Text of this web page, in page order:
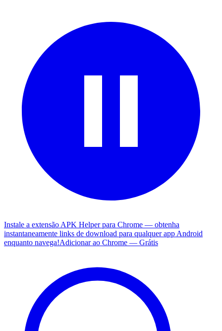
Instale a extensão APK Helper para Chrome — obtenha
instantaneamente links de download para qualquer app Android
enquanto navega!Adicionar ao Chrome — Grátis